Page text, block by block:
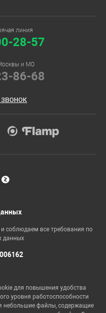
линия
28-57
и МО
86-68
соблюдаем все требования по
данных
для повышения удобства
уровня работоспособности
небольшие файлы, содержащие